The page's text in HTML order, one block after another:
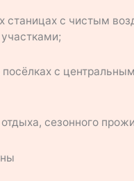
станицах с чистым
с
сезонного